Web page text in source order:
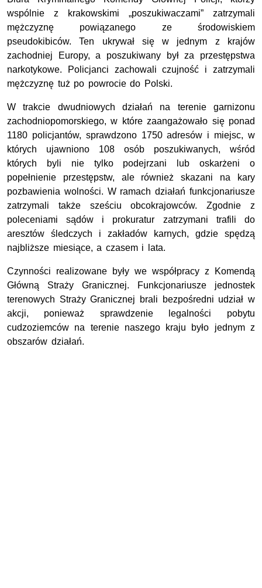
wspólnie z krakowskimi „poszukiwaczami” zatrzymali
mężczyznę powiązanego ze środowiskiem
pseudokibiców. Ten ukrywał się w jednym z krajów
zachodniej Europy, a poszukiwany był za przestępstwa
narkotykowe. Policjanci zachowali czujność i zatrzymali
mężczyznę tuż po powrocie do Polski.
W trakcie dwudniowych działań na terenie garnizonu
zachodniopomorskiego, w które zaangażowało się ponad
1180 policjantów, sprawdzono 1750 adresów i miejsc, w
których ujawniono 108 osób poszukiwanych, wśród
których byli nie tylko podejrzani lub oskarżeni o
popełnienie przestępstw, ale również skazani na kary
pozbawienia wolności. W ramach działań funkcjonariusze
zatrzymali także sześciu obcokrajowców. Zgodnie z
poleceniami sądów i prokuratur zatrzymani trafili do
aresztów śledczych i zakładów karnych, gdzie spędzą
najbliższe miesiące, a czasem i lata.
Czynności realizowane były we współpracy z Komendą
Główną Straży Granicznej. Funkcjonariusze jednostek
terenowych Straży Granicznej brali bezpośredni udział w
akcji, ponieważ sprawdzenie legalności pobytu
cudzoziemców na terenie naszego kraju było jednym z
obszarów działań.